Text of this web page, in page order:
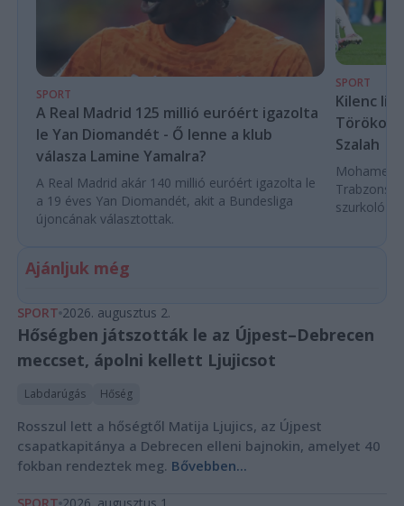
SPORT
A Real Madrid 125 millió euróért igazolta
le Yan Diomandét - Ő lenne a klub
válasza Lamine Yamalra?
A Real Madrid akár 140 millió euróért igazolta le
a 19 éves Yan Diomandét, akit a Bundesliga
újoncának választottak.
SPORT
Kilenc
Szalah
Mohamed
szurkoló
Ajánljuk még
SPORT 2026. augusztus 2.
Hőségben játszották le az Újpest–Debrecen
meccset, ápolni kellett Ljujicsot
Labdarúgás Hőség
Rosszul lett a hőségtől Matija Ljujics, az Újpest
csapatkapitánya a Debrecen elleni bajnokin, amelyet 40
fokban rendeztek meg. Bővebben...